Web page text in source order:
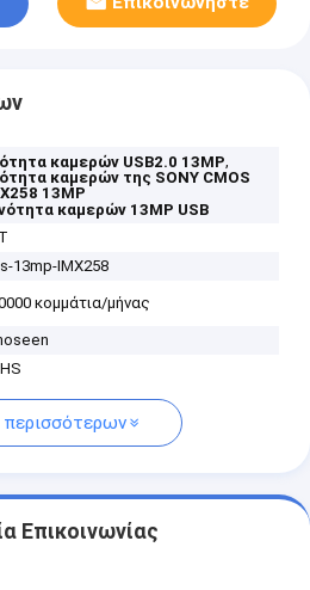
καμερών USB2.0 13MP,
καμερών της SONY CMOS
13MP
καμερών 13MP USB
13mp-IMX258
κομμάτια/μήνας
περισσότερων
Επικοινωνίας